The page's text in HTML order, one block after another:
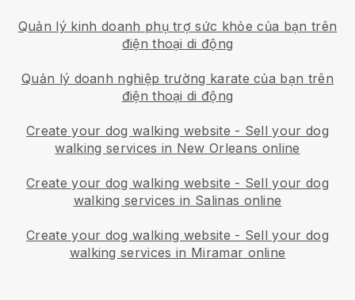
Quản lý kinh doanh phụ trợ sức khỏe của bạn trên
điện thoại di động
Quản lý doanh nghiệp trường karate của bạn trên
điện thoại di động
Create your dog walking website - Sell your dog
walking services in New Orleans online
Create your dog walking website - Sell your dog
walking services in Salinas online
Create your dog walking website - Sell your dog
walking services in Miramar online